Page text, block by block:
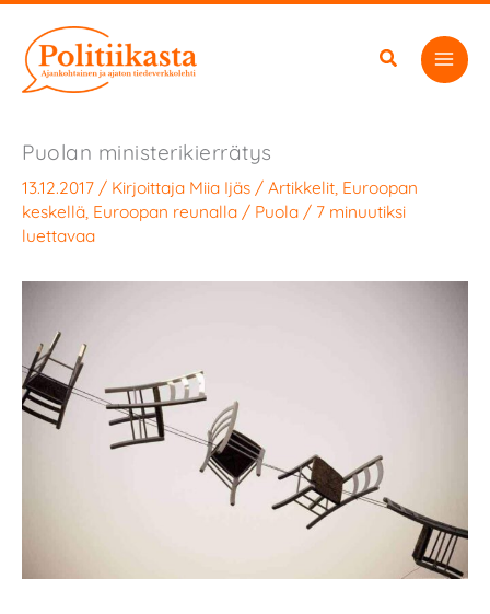
sisältöön
Puolan ministerikierrätys
13.12.2017 / Kirjoittaja Miia Ijäs / Artikkelit Euroopan
keskellä, Euroopan reunalla / Puola / 7 minuutiksi
luettavaa